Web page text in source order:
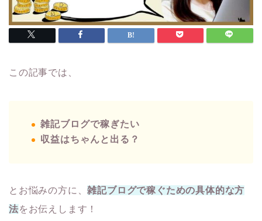
この記事では、
雑記ブログで稼ぎたい
収益はちゃんと出る？
とお悩みの方に、雑記ブログで稼ぐための具体的な方
法をお伝えします！